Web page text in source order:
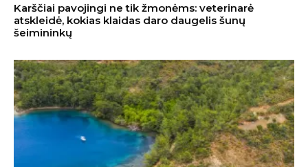
Karščiai pavojingi ne tik žmonėms: veterinarė
atskleidė, kokias klaidas daro daugelis šunų
šeimininkų